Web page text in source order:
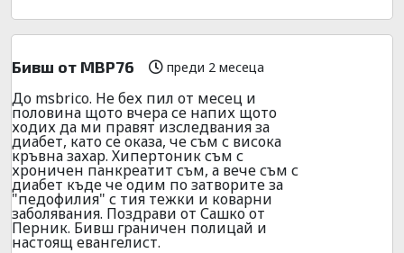
Бивш от МВР76 преди 2 месеца
До msbrico. Не бех пил от месец и
половина щото вчера се напих щото
ходих да ми правят изследвания за
диабет, като се оказа, че съм с висока
кръвна захар. Хипертоник съм с
хроничен панкреатит съм, а вече съм с
диабет къде че одим по затворите за
"педофилия" с тия тежки и коварни
заболявания. Поздрави от Сашко от
Перник. Бивш граничен полицай и
настоящ евангелист.